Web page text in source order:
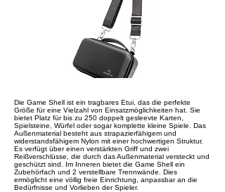
Die Game Shell ist ein tragbares Etui, das die perfekte
Größe für eine Vielzahl von Einsatzmöglichkeiten hat. Sie
bietet Platz für bis zu 250 doppelt gesleevte Karten,
Spielsteine, Würfel oder sogar komplette kleine Spiele. Das
Außenmaterial besteht aus strapazierfähigem und
widerstandsfähigem Nylon mit einer hochwertigen Struktur.
Es verfügt über einen verstärkten Griff und zwei
Reißverschlüsse, die durch das Außenmaterial versteckt und
geschützt sind. Im Inneren bietet die Game Shell ein
Zubehörfach und 2 verstellbare Trennwände. Dies
ermöglicht eine völlig freie Einrichtung, anpassbar an die
Bedürfnisse und Vorlieben der Spieler.